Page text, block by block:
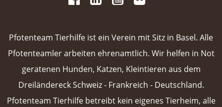
Pfotenteam Tierhilfe ist ein Verein mit Sitz in Basel. Alle
Pfotenteamler arbeiten ehrenamtlich. Wir helfen in Not
geratenen Hunden, Katzen, Kleintieren aus dem
Dreiländereck Schweiz - Frankreich - Deutschland.
Pfotenteam Tierhilfe betreibt kein eigenes Tierheim, alle